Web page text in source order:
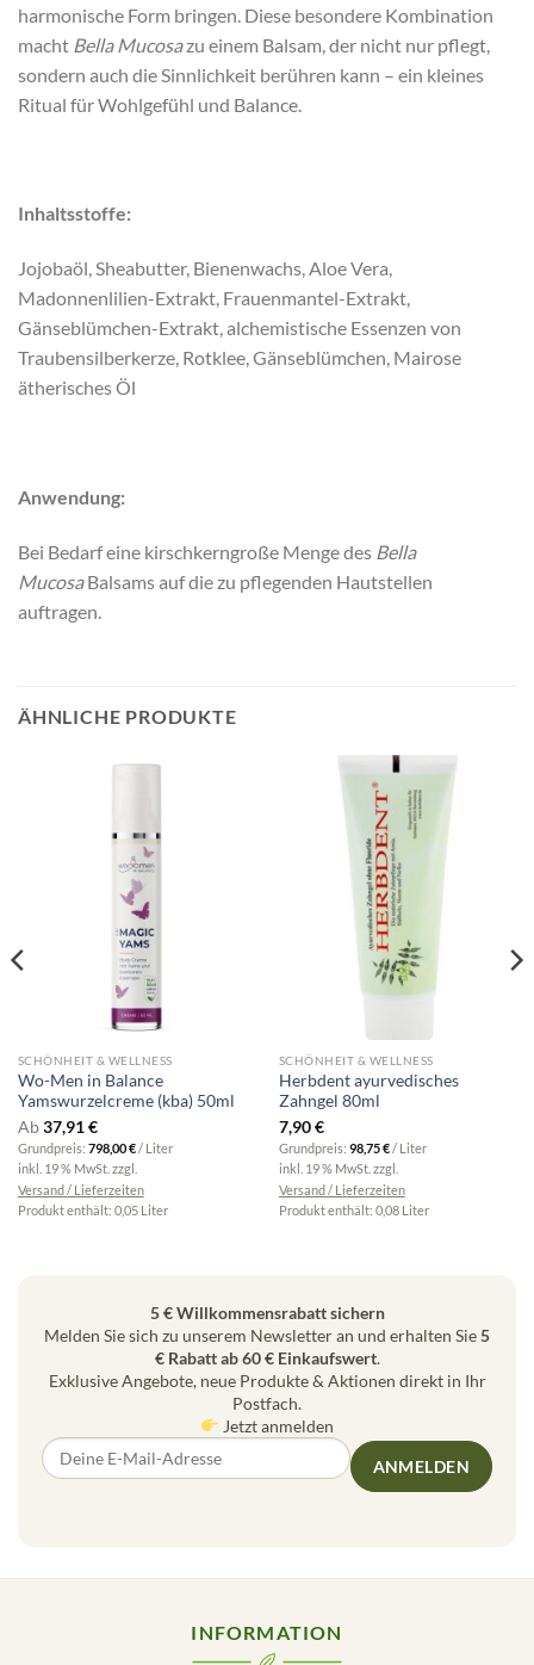
harmonische Form bringen. Diese besondere Kombination
macht Bella Mucosazu einem Balsam, der nicht nur pflegt,
sondern auch die Sinnlichkeit berühren kann – ein kleines
Ritual für Wohlgefühl und Balance.
Inhaltsstoffe:
Jojobaöl, Sheabutter, Bienenwachs, Aloe Vera,
Madonnenlilien-Extrakt, Frauenmantel-Extrakt,
Gänseblümchen-Extrakt, alchemistische Essenzen von
Traubensilberkerze, Rotklee, Gänseblümchen, Mairose
ätherisches Öl
Anwendung:
Bei Bedarf eine kirschkerngroße Menge des Bella
MucosaBalsams auf die zu pflegenden Hautstellen
auftragen.
ÄHNLICHE PRODUKTE
SCHÖNHEIT & WELLNESS
Wo-Men in Balance
Yamswurzelcreme (kba) 50ml
Ab37,91€
Grundpreis: 798,00€/ Liter
inkl. 19 % MwSt. zzgl.
Versand / Lieferzeiten
Produkt enthält: 0,05 Liter
SCHÖNHEIT & WELLNESS
Herbdent ayurvedisches
Zahngel 80ml
7,90€
Grundpreis: 98,75€/ Liter
inkl. 19 % MwSt. zzgl.
Versand / Lieferzeiten
Produkt enthält: 0,08 Liter
5 € Willkommensrabatt sichern
Melden Sie sich zu unserem Newsletter an und erhalten Sie5
€ Rabatt ab 60 € Einkaufswert.
Exklusive Angebote, neue Produkte & Aktionen direkt in Ihr
Postfach.
Jetzt anmelden
ANMELDEN
INFORMATION